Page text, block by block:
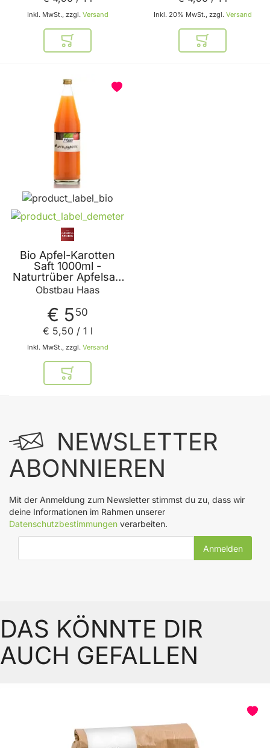
Inkl. MwSt., zzgl. Versand
In den Warenkorb
Obstbau Haas
Inkl. 20% MwSt., zzgl. Versand
In den
Bio Apfel-Karotten
Saft 1000ml -
Naturtrüber Apfelsaft
kombiniert mit
- kein künstlicher
Zucker und keine
künstlichen Aromen
von Obstbau Haas
Obstbau Haas
€ 5 50
Inkl. MwSt., zzgl. Versand
€ 5,50/ 1 l
In den Warenkorb
NEWSLETTER
ABONNIEREN
Mit der Anmeldung zum Newsletter stimmst du zu, dass wir
deine Informationen im Rahmen unserer
Datenschutzbestimmungen verarbeiten.
DAS KÖNNTE DIR
AUCH GEFALLEN